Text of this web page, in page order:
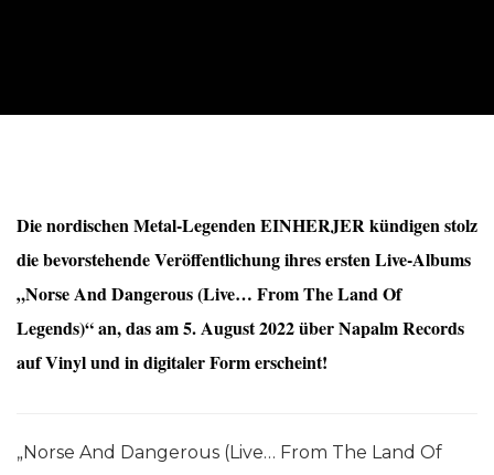
Die nordischen Metal-Legenden EINHERJER kündigen stolz
die bevorstehende Veröffentlichung ihres ersten Live-Albums
„Norse And Dangerous (Live… From The Land Of
Legends)“ an, das am 5. August 2022 über Napalm Records
auf Vinyl und in digitaler Form erscheint!
„Norse And Dangerous (Live… From The Land Of